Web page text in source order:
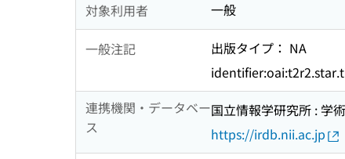
対象利用者 一般
一般注記
出版タイプ： NA
連携機関・データベー
ス
国立情報学研究所 : 学
https://irdb.nii.ac.jp